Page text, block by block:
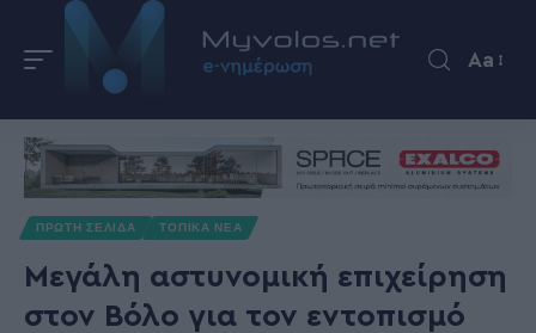
Aa
ΠΡΩΤΗ ΣΕΛΙΔΑ ΤΟΠΙΚΑ ΝΕΑ
Μεγάλη αστυνομική επιχείρηση
στον Βόλο για τον εντοπισμό